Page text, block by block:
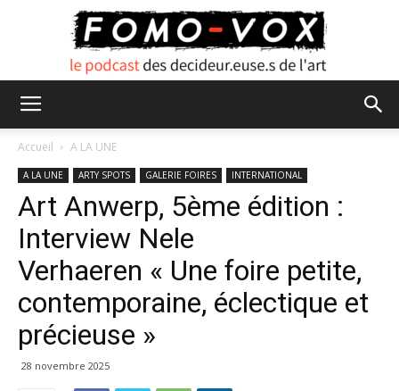
Accueil A LA UNE
A LA UNE ARTY SPOTS GALERIE FOIRES INTERNATIONAL
Art Anwerp, 5ème édition :
Interview Nele
Verhaeren « Une foire petite,
contemporaine, éclectique et
précieuse »
28 novembre 2025